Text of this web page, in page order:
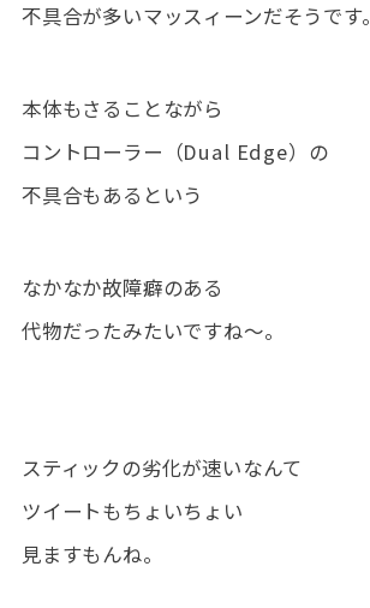
不具合が多いマッスィーンだそうです。
本体もさることながら
コントローラー（Dual Edge）の
不具合もあるという
なかなか故障癖のある
代物だったみたいですね～。
スティックの劣化が速いなんて
ツイートもちょいちょい
見ますもんね。